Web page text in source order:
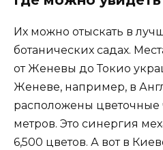
Их можно отыскать в
ботанических садах.
от Женевы до Токио
Женеве, например, в
расположены цветочные
метров. Это синергия
6,500 цветов. А вот в